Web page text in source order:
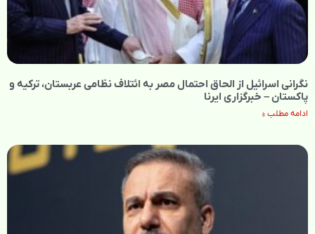
نگرانی اسرائیل از الحاق احتمال مصر به ائتلاف نظامی عربستان، ترکیه و
پاکستان – خبرگزاری ایرنا
ادامه مطلب »